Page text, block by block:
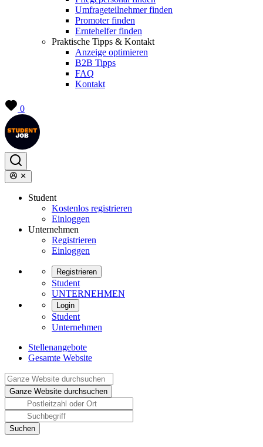
Umfrageteilnehmer finden
Promoter finden
Erntehelfer finden
Praktische Tipps & Kontakt
Anzeige optimieren
B2B Tipps
FAQ
Kontakt
0
Student
Kostenlos registrieren
Einloggen
Unternehmen
Registrieren
Einloggen
Registrieren
Student
UNTERNEHMEN
Login
Student
Unternehmen
Stellenangebote
Gesamte Website